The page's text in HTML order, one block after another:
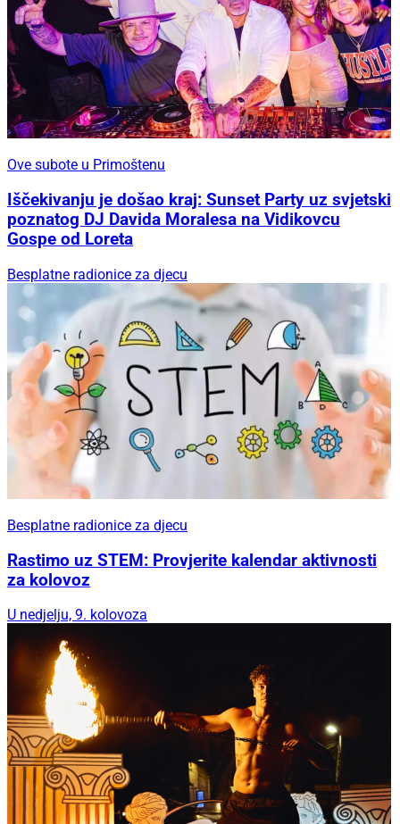
Ove subote u Primoštenu
Iščekivanju je došao kraj: Sunset Party uz svjetski
poznatog DJ Davida Moralesa na Vidikovcu
Gospe od Loreta
Besplatne radionice za djecu
Besplatne radionice za djecu
Rastimo uz STEM: Provjerite kalendar aktivnosti
za kolovoz
U nedjelju, 9. kolovoza